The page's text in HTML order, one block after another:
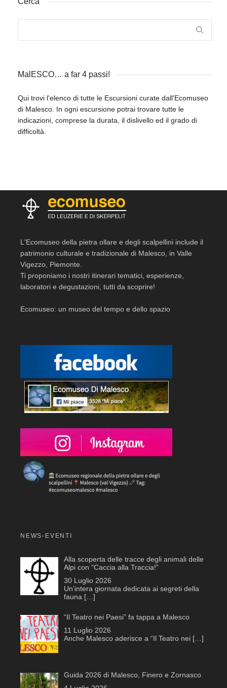
MalESCO… a far 4 passi!
Qui trovi l'elenco di tutte le Escursioni curate dall'Ecomuseo
di Malesco. In ogni escursione potrai trovare tutte le
indicazioni, comprese la durata, il dislivello ed il grado di
difficoltà.
L'Ecomuseo della pietra ollare e degli scalpellini include il
patrimonio culturale e tradizionale di Malesco, in Valle
Vigezzo, Piemonte.
Ti proponiamo i nostri itinerari tematici, esperienze,
laboratori e degustazioni, tutti da scoprire!
Ecomuseo: un museo del tempo e dello spazio
NEWS-EVENTI
Alla scoperta delle tracce degli animali delle
Alpi con “Caccia alla Traccia!”
30 Luglio 2026
Un’intera giornata dedicata ai segreti della
fauna […]
“Il Teatro nei Paesi” fa tappa a Malesco
11 Luglio 2026
Anche Malesco aderisce a “Il Teatro nei […]
Guida 2026 di Malesco, Finero e Zornasco